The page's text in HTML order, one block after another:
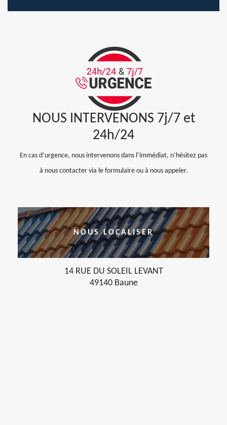
NOUS INTERVENONS 7j/7 et
24h/24
En cas d’urgence, nous intervenons dans l’immédiat, n’hésitez pas
à nous contacter via le formulaire ou à nous appeler.
NOUS LOCALISER
14 RUE DU SOLEIL LEVANT
49140 Baune